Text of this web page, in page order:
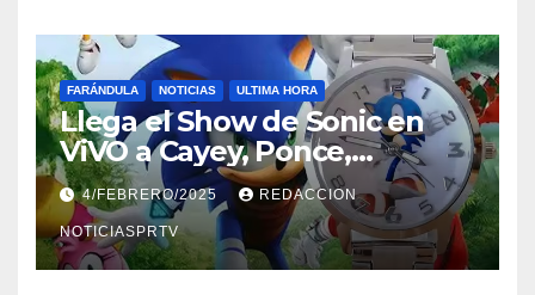
FARÁNDULA NOTICIAS ULTIMA HORA
Llega el Show de Sonic en
ViVO a Cayey, Ponce,
Barceloneta y Humacao,
Relojes gratis para el que
compre ahora….
4/FEBRERO/2025 REDACCION
NOTICIASPRTV